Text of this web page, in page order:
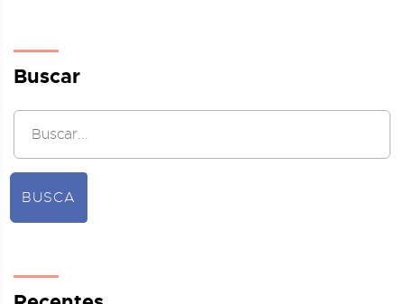
Buscar
BUSCA